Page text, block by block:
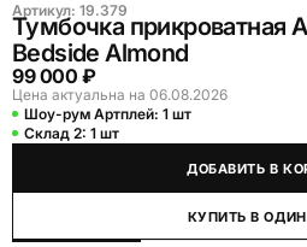
Артикул: 19.379
Тумбочка прикроватная
Bedside Almond
99 000 ₽
Цена актуальна на 06.08.2026
Шоу-рум Артплей: 1 шт
Склад 2: 1 шт
ДОБАВИТЬ В
КУПИТЬ В